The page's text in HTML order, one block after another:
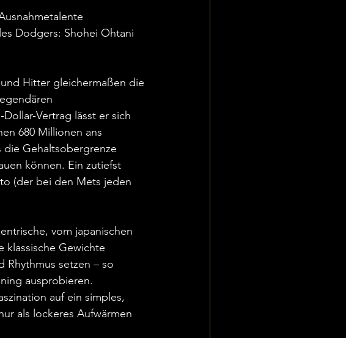
Dodgers: Shohei Ohtani
Hitter gleichermaßen die
Vertrag lässt er sich
680 Millionen ans
Gehaltsobergrenze
können. Ein zutiefst
(der bei den Mets jeden
vom japanischen
klassische Gewichte
setzen – so
ausprobieren.
auf ein simples,
als lockeres Aufwärmen